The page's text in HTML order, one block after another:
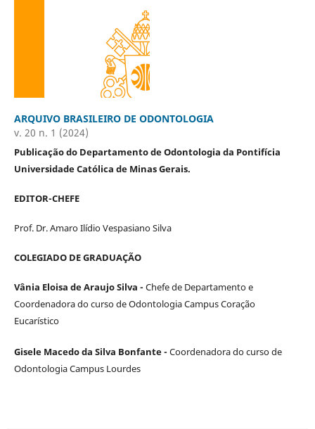
ARQUIVO BRASILEIRO DE ODONTOLOGIA
v. 20 n. 1 (2024)
Publicação do Departamento de Odontologia da Pontifícia
Universidade Católica de Minas Gerais.
EDITOR-CHEFE
Prof. Dr. Amaro Ilídio Vespasiano Silva
COLEGIADO DE GRADUAÇÃO
Vânia Eloisa de Araujo Silva - Chefe de Departamento e
Coordenadora do curso de Odontologia Campus Coração
Eucarístico
Gisele Macedo da Silva Bonfante - Coordenadora do curso de
Odontologia Campus Lourdes